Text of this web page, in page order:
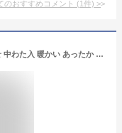
のおすすめコメント (1件) >
毛布 ブランケット 寝具 ダブル 2枚合わせ 中わた入 暖かい あったか 吸湿発熱 蓄熱綿 保温 静電気軽減 厚手 しっとり なめらか フランネル 洗える うるとろ 冬 グレー ピンク ホワイト ニッセン nissen